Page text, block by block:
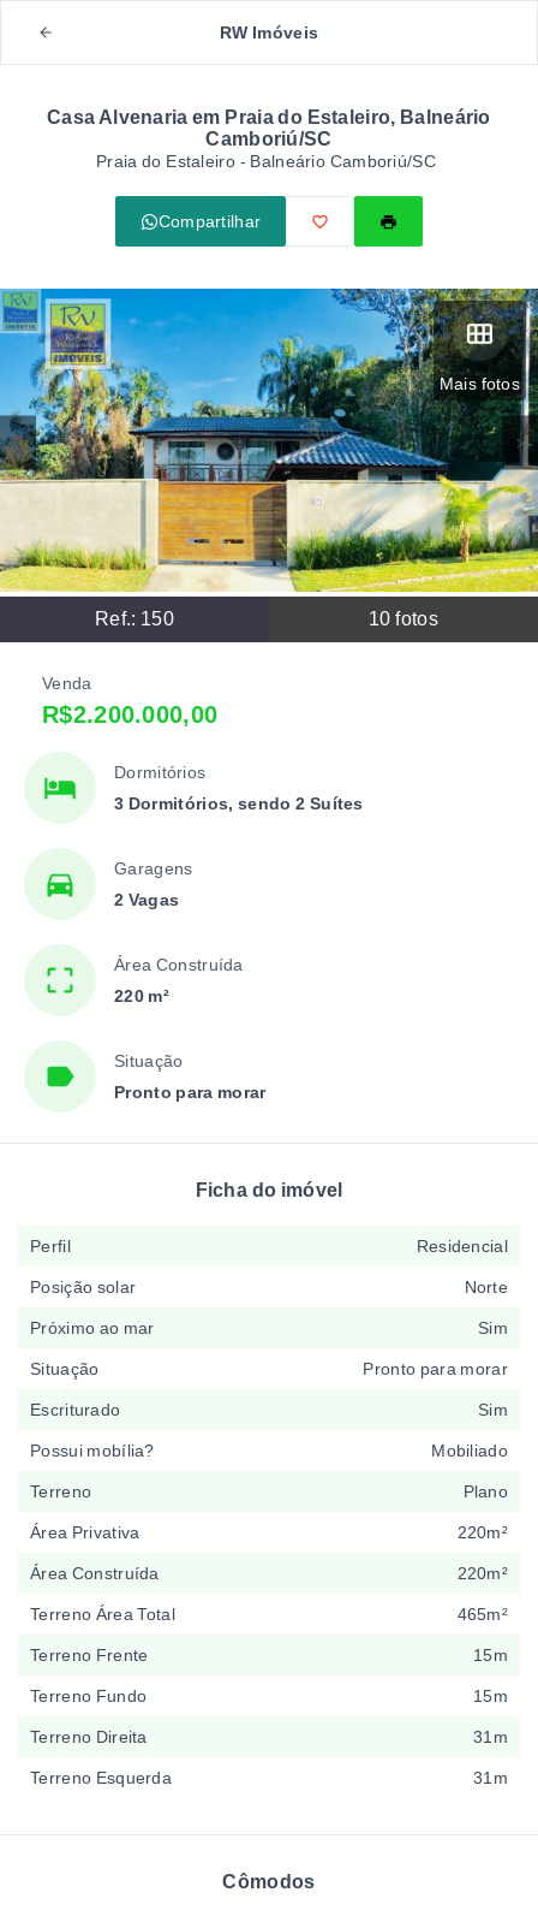
RW Imóveis
Casa Alvenaria em Praia do Estaleiro, Balneário
Camboriú/SC
Praia do Estaleiro - Balneário Camboriú/SC
Compartilhar
Mais fotos
Ref.: 150 10 fotos
Venda
R$2.200.000,00
Dormitórios
3 Dormitórios, sendo 2 Suítes
Garagens
2 Vagas
Área Construída
220 m²
Situação
Pronto para morar
Cômodos
Ficha do imóvel
Perfil Residencial
Posição solar Norte
Próximo ao mar Sim
Situação Pronto para morar
Escriturado Sim
Possui mobília? Mobiliado
Terreno Plano
Área Privativa 220m²
Área Construída 220m²
Terreno Área Total 465m²
Terreno Frente 15m
Terreno Fundo 15m
Terreno Direita 31m
Terreno Esquerda 31m